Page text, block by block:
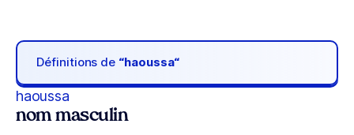
Définitions de “haoussa“
haoussa
nom masculin